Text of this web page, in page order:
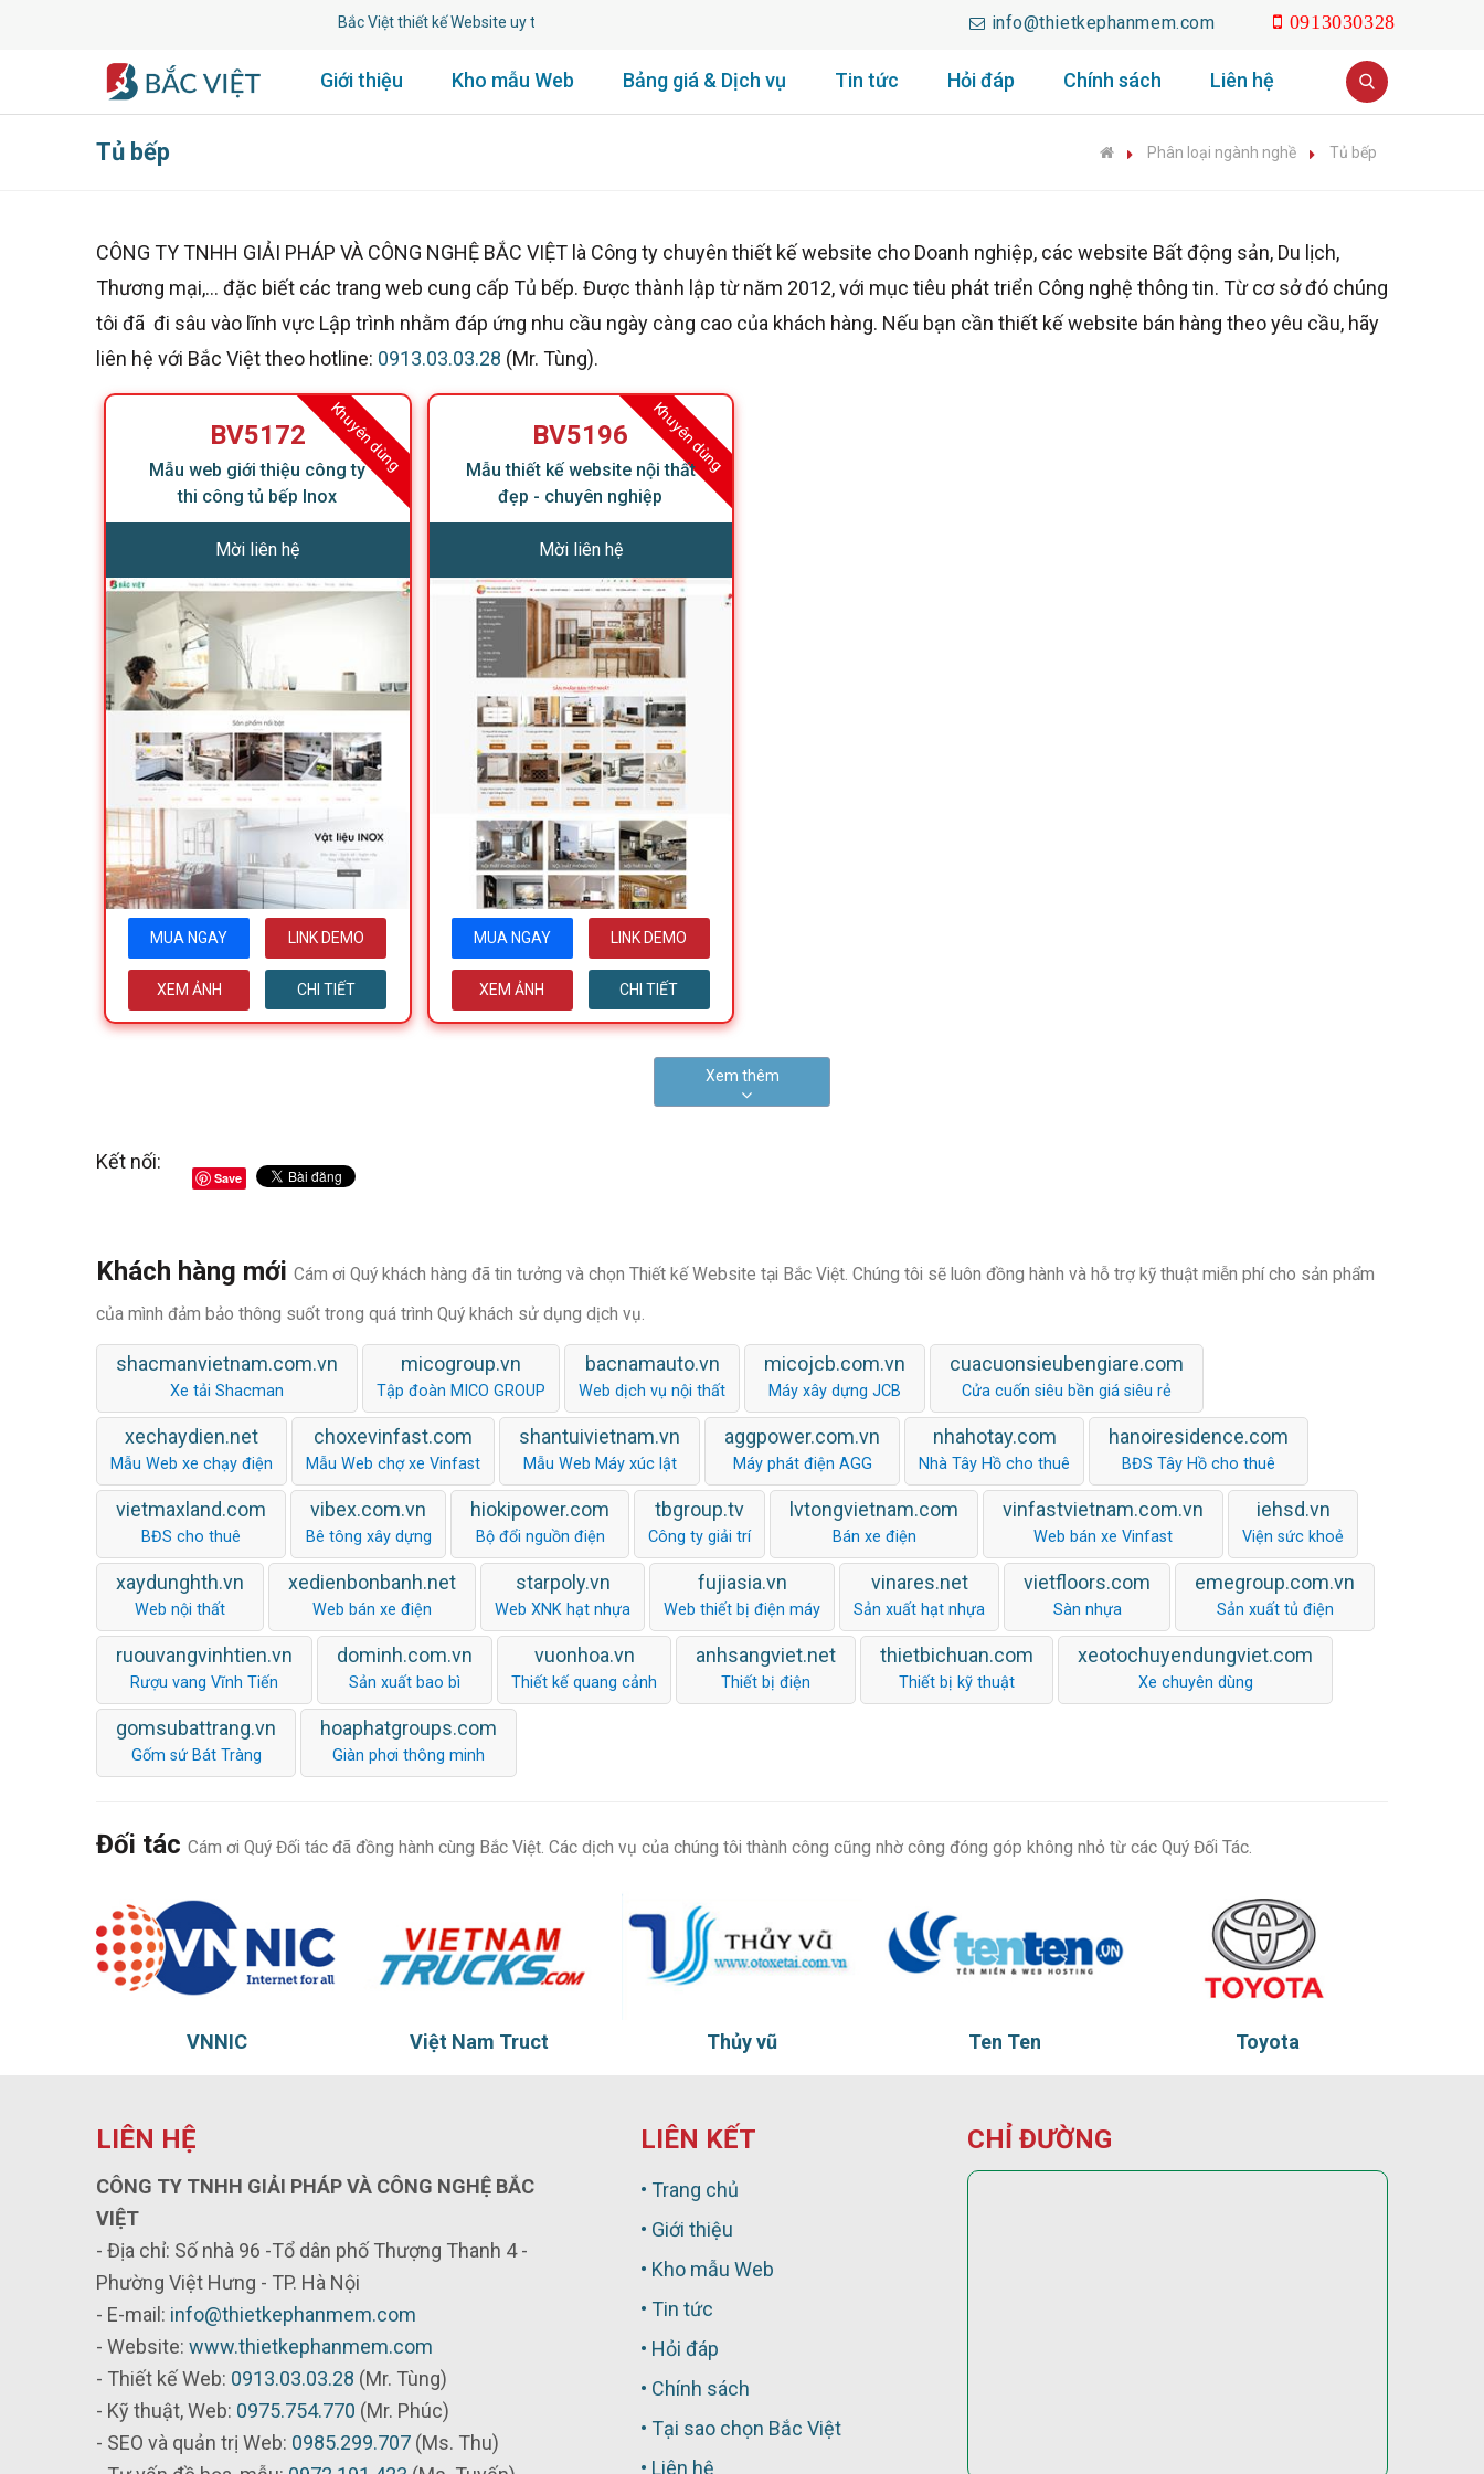
Bắc Việt thiết kế Website uy tín lâu năm. info@thietkephanmem.com 0913030328
Giới thiệu Kho mẫu Web Bảng giá & Dịch vụ Tin tức Hỏi đáp Chính sách Liên hệ
Tủ bếp Phân loại ngành nghề Tủ bếp
CÔNG TY TNHH GIẢI PHÁP VÀ CÔNG NGHỆ BẮC VIỆT là Công ty chuyên thiết kế website cho Doanh nghiệp, các website Bất động sản, Du lịch,
Thương mại,... đặc biết các trang web cung cấp Tủ bếp. Được thành lập từ năm 2012, với mục tiêu phát triển Công nghệ thông tin. Từ cơ sở đó chúng
tôi đã đi sâu vào lĩnh vực Lập trình nhằm đáp ứng nhu cầu ngày càng cao của khách hàng. Nếu bạn cần thiết kế website bán hàng theo yêu cầu, hãy
liên hệ với Bắc Việt theo hotline: 0913.03.03.28 (Mr. Tùng).
Khuyên dùng
BV5172
Mẫu web giới thiệu công ty
thi công tủ bếp Inox
Mời liên hệ
MUA NGAY LINK DEMO
XEM ẢNH CHI TIẾT
Khuyên dùng
BV5196
Mẫu thiết kế website nội thất
đẹp - chuyên nghiệp
Mời liên hệ
MUA NGAY LINK DEMO
XEM ẢNH CHI TIẾT
Xem thêm
Kết nối:
Save
Khách hàng mới Cám ơi Quý khách hàng đã tin tưởng và chọn Thiết kế Website tại Bắc Việt. Chúng tôi sẽ luôn đồng hành và hỗ trợ kỹ thuật miễn phí cho sản phẩm
của mình đảm bảo thông suốt trong quá trình Quý khách sử dụng dịch vụ.
shacmanvietnam.com.vn
Xe tải Shacman
micogroup.vn
Tập đoàn MICO GROUP
bacnamauto.vn
Web dịch vụ nội thất
micojcb.com.vn
Máy xây dựng JCB
cuacuonsieubengiare.com
Cửa cuốn siêu bền giá siêu rẻ
xechaydien.net
Mẫu Web xe chạy điện
choxevinfast.com
Mẫu Web chợ xe Vinfast
shantuivietnam.vn
Mẫu Web Máy xúc lật
aggpower.com.vn
Máy phát điện AGG
nhahotay.com
Nhà Tây Hồ cho thuê
hanoiresidence.com
BĐS Tây Hồ cho thuê
vietmaxland.com
BĐS cho thuê
vibex.com.vn
Bê tông xây dựng
hiokipower.com
Bộ đổi nguồn điện
tbgroup.tv
Công ty giải trí
lvtongvietnam.com
Bán xe điện
vinfastvietnam.com.vn
Web bán xe Vinfast
iehsd.vn
Viện sức khoẻ
xaydunghth.vn
Web nội thất
xedienbonbanh.net
Web bán xe điện
starpoly.vn
Web XNK hạt nhựa
fujiasia.vn
Web thiết bị điện máy
vinares.net
Sản xuất hạt nhựa
vietfloors.com
Sàn nhựa
emegroup.com.vn
Sản xuất tủ điện
ruouvangvinhtien.vn
Rượu vang Vĩnh Tiến
dominh.com.vn
Sản xuất bao bì
vuonhoa.vn
Thiết kế quang cảnh
anhsangviet.net
Thiết bị điện
thietbichuan.com
Thiết bị kỹ thuật
xeotochuyendungviet.com
Xe chuyên dùng
gomsubattrang.vn
Gốm sứ Bát Tràng
hoaphatgroups.com
Giàn phơi thông minh
Đối tác Cám ơi Quý Đối tác đã đồng hành cùng Bắc Việt. Các dịch vụ của chúng tôi thành công cũng nhờ công đóng góp không nhỏ từ các Quý Đối Tác.
Việt Nam Truct Thủy vũ Ten Ten Toyota Tadu
LIÊN HỆ
CÔNG TY TNHH GIẢI PHÁP VÀ CÔNG NGHỆ BẮC
VIỆT
- Địa chỉ: Số nhà 96 -Tổ dân phố Thượng Thanh 4 -
Phường Việt Hưng - TP. Hà Nội
- E-mail: info@thietkephanmem.com
- Website: www.thietkephanmem.com
- Thiết kế Web: 0913.03.03.28 (Mr. Tùng)
- Kỹ thuật, Web: 0975.754.770 (Mr. Phúc)
- SEO và quản trị Web: 0985.299.707 (Ms. Thu)
LIÊN KẾT
• Trang chủ
• Giới thiệu
• Kho mẫu Web
• Tin tức
• Hỏi đáp
• Chính sách
• Tại sao chọn Bắc Việt
• Liên hệ
CHỈ ĐƯỜNG